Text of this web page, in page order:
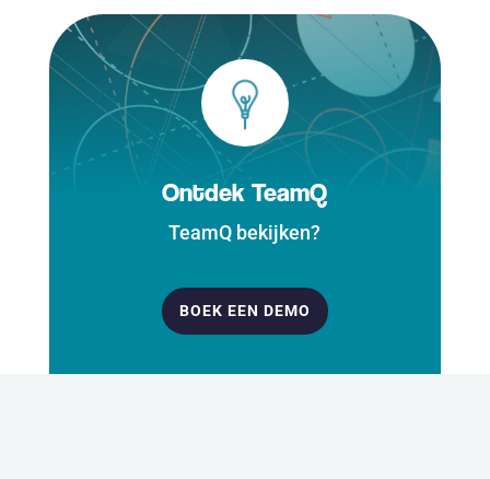
Ontdek TeamQ
TeamQ bekijken?
BOEK EEN DEMO